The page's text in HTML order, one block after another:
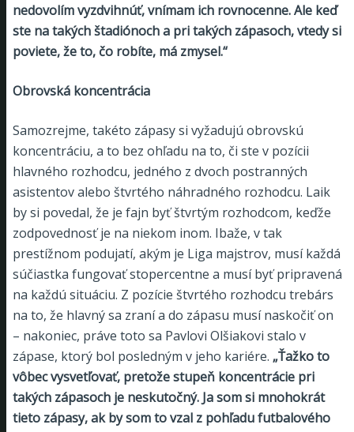
nedovolím vyzdvihnúť, vnímam ich rovnocenne. Ale keď
ste na takých štadiónoch a pri takých zápasoch, vtedy si
poviete, že to, čo robíte, má zmysel.“
Obrovská koncentrácia
Samozrejme, takéto zápasy si vyžadujú obrovskú
koncentráciu, a to bez ohľadu na to, či ste v pozícii
hlavného rozhodcu, jedného z dvoch postranných
asistentov alebo štvrtého náhradného rozhodcu. Laik
by si povedal, že je fajn byť štvrtým rozhodcom, keďže
zodpovednosť je na niekom inom. Ibaže, v tak
prestížnom podujatí, akým je Liga majstrov, musí každá
súčiastka fungovať stopercentne a musí byť pripravená
na každú situáciu. Z pozície štvrtého rozhodcu trebárs
na to, že hlavný sa zraní a do zápasu musí naskočiť on
– nakoniec, práve toto sa Pavlovi Olšiakovi stalo v
zápase, ktorý bol posledným v jeho kariére. „Ťažko to
vôbec vysvetľovať, pretože stupeň koncentrácie pri
takých zápasoch je neskutočný. Ja som si mnohokrát
tieto zápasy, ak by som to vzal z pohľadu futbalového